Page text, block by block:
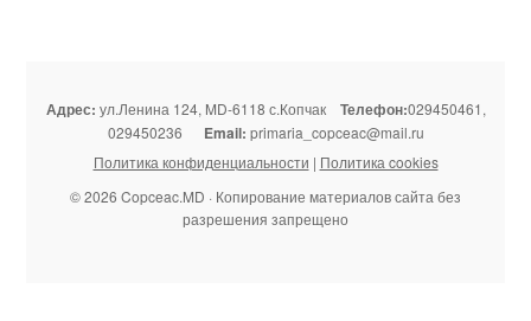
Адрес: ул.Ленина 124, MD-6118 с.Копчак Телефон:029450461,
029450236 Email: primaria_copceac@mail.ru
Политика конфиденциальности | Политика cookies
© 2026 Copceac.MD · Копирование материалов сайта без
разрешения запрещено